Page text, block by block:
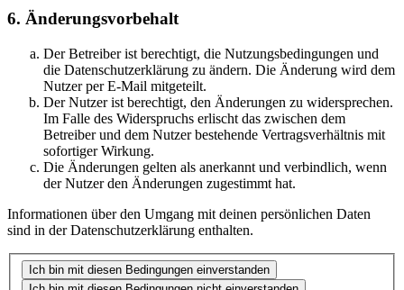
6. Änderungsvorbehalt
Der Betreiber ist berechtigt, die Nutzungsbedingungen und
die Datenschutzerklärung zu ändern. Die Änderung wird dem
Nutzer per E-Mail mitgeteilt.
Der Nutzer ist berechtigt, den Änderungen zu widersprechen.
Im Falle des Widerspruchs erlischt das zwischen dem
Betreiber und dem Nutzer bestehende Vertragsverhältnis mit
sofortiger Wirkung.
Die Änderungen gelten als anerkannt und verbindlich, wenn
der Nutzer den Änderungen zugestimmt hat.
Informationen über den Umgang mit deinen persönlichen Daten
sind in der Datenschutzerklärung enthalten.